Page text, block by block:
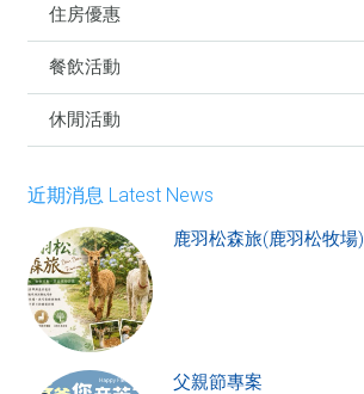
住房優惠
餐飲活動
休閒活動
近期消息 Latest News
鹿羽松森旅(鹿羽松牧場)
父親節專案